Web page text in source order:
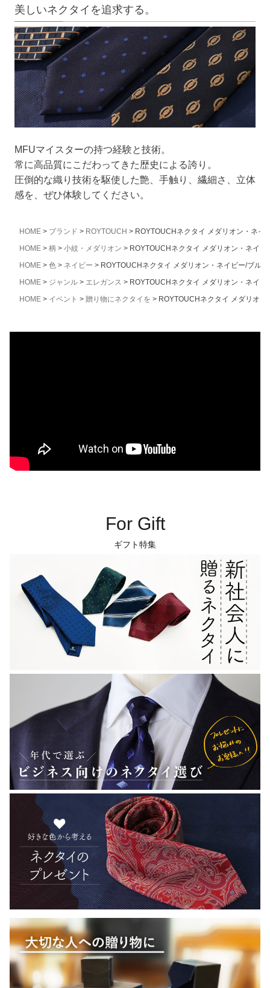
美しいネクタイを追求する。
MFUマイスターの持つ経験と技術。
常に高品質にこだわってきた歴史による誇り。
圧倒的な織り技術を駆使した艶、手触り、繊細さ、立体
感を、ぜひ体験してください。
HOME ブランド ROYTOUCH
ROYTOUCHネクタイ メダリオン・ネイ
HOME
柄 小紋・メダリオン
ROYTOUCHネクタイ メダリオン・ネイビ
HOME
色 ネイビー
ROYTOUCHネクタイ メダリオン・ネイビー/ブル
HOME
ジャンル エレガンス
ROYTOUCHネクタイ メダリオン・ネイビ
HOME
イベント 贈り物にネクタイを ROYTOUCHネクタイ メダリオ
For Gift
ギフト特集